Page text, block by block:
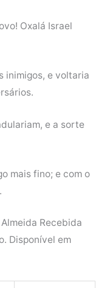
Oxalá Israel
inimigos, e voltaria
e a sorte
mais fino; e com o
Recebida
Disponível em